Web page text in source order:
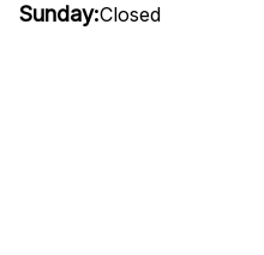
Sunday:Closed